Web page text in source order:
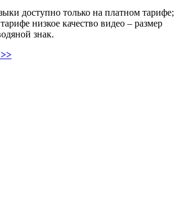
доступно только на платном тарифе;
низкое качество видео – размер
знак.